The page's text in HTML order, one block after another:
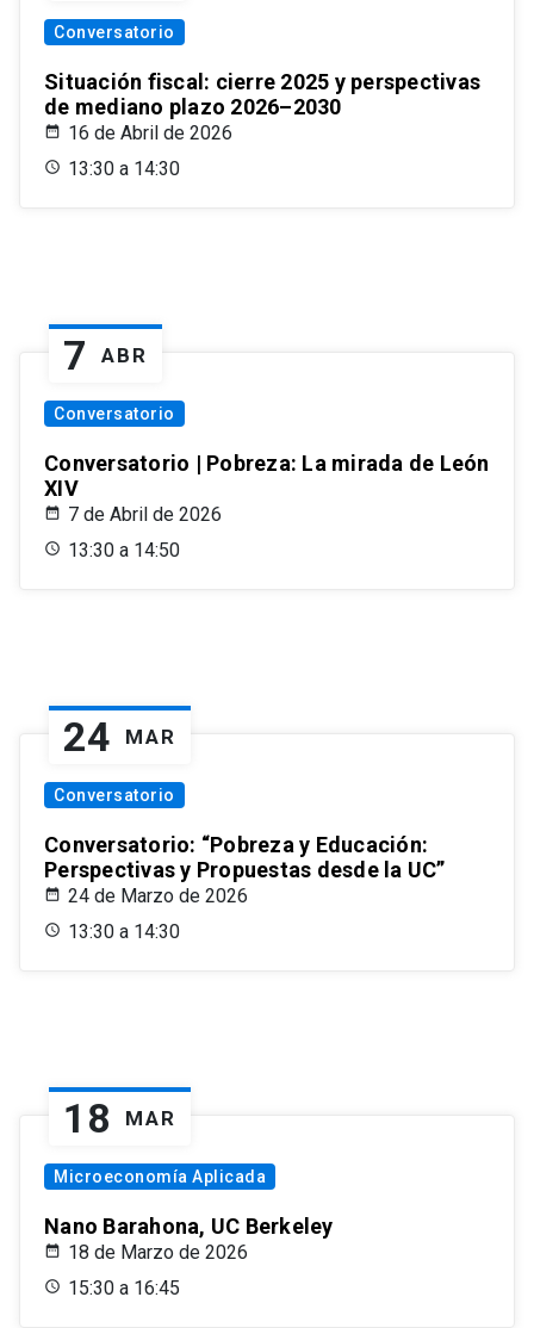
Conversatorio
Situación fiscal: cierre 2025 y perspectivas
de mediano plazo 2026–2030
16 de Abril de 2026
13:30 a 14:30
7 ABR
Conversatorio
Conversatorio | Pobreza: La mirada de León
XIV
7 de Abril de 2026
13:30 a 14:50
24 MAR
Conversatorio
Conversatorio: “Pobreza y Educación:
Perspectivas y Propuestas desde la UC”
24 de Marzo de 2026
13:30 a 14:30
18 MAR
Microeconomía Aplicada
Nano Barahona, UC Berkeley
18 de Marzo de 2026
15:30 a 16:45